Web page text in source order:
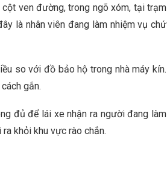
cột ven đường, trong ngõ xóm, tại trạm
là nhân viên đang làm nhiệm vụ chứ
so với đồ bảo hộ trong nhà máy kín.
gắn.
đủ để lái xe nhận ra người đang làm
khỏi khu vực rào chắn.